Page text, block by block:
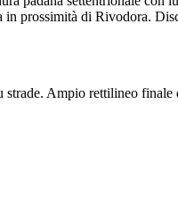
prossimità di Rivodora.
Ampio rettilineo finale